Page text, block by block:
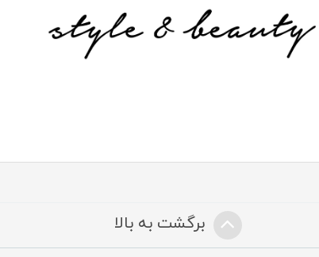
برگشت به بالا